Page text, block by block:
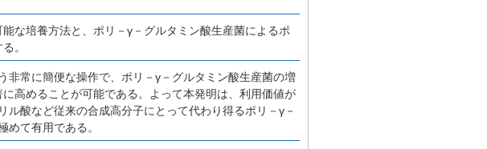
な培養方法と、ポリ－γ－グルタミン酸生産菌によるポ
。
常に簡便な操作で、ポリ－γ－グルタミン酸生産菌の増
高めることが可能である。よって本発明は、利用価値が
酸など従来の合成高分子にとって代わり得るポリ－γ－
て有用である。